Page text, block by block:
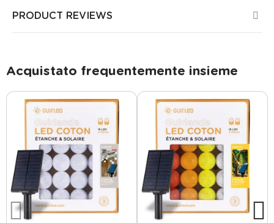
PRODUCT REVIEWS
Acquistato frequentemente insieme